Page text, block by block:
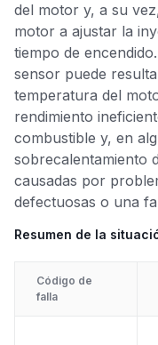
del motor y, a su
motor a ajustar la
tiempo de
sensor puede
temperatura del
rendimiento
combustible y, en
sobrecalentamiento
causadas por
defectuosas o una
Resumen de la
Código de
falla